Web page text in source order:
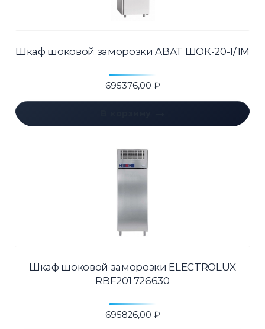
Шкаф шоковой заморозки ABAT ШОК-20-1/1М
695376,00 ₽
Шкаф шоковой заморозки ELECTROLUX
RBF201 726630
695826,00 ₽